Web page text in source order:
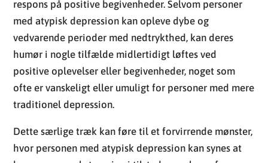
ofte er vanskeligt eller umuligt for personer med mere
traditionel depression.
Dette særlige træk kan føre til et forvirrende mønster,
hvor personen med atypisk depression kan synes at
have en normal stemning i tilstedeværelsen af venner
eller under særlige omstændigheder, selvom de
kvaler og symptomer på depression stadig.